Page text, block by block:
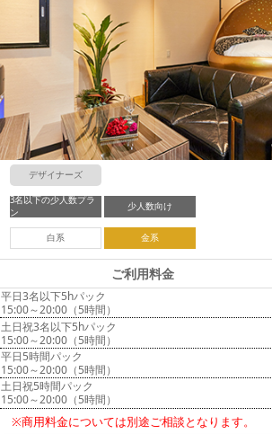
デザイナーズ
3名以下の少人数プラ
ン
少人数向け
白系 金系
ご利用料金
平日3名以下5hパック
15:00～20:00（5時間）
土日祝3名以下5hパック
15:00～20:00（5時間）
平日5時間パック
15:00～20:00（5時間）
土日祝5時間パック
15:00～20:00（5時間）
※商用料金については別途ご相談となります。